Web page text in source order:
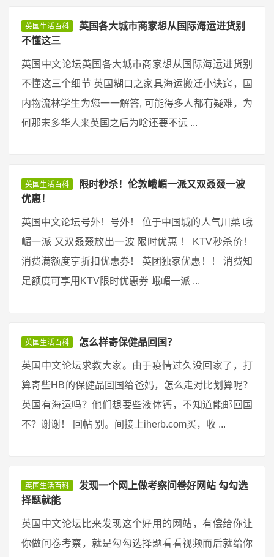
英国生活百科
英国各大城市商家想从国际海运进货别
不懂这三
英国中文论坛英国各大城市商家想从国际海运进货别
不懂这三个细节 英国糊口之家具海运搬迁小诀窍，国
内物流林学生为您一一解答, 可能得多人都有疑难，为
何那末多华人来英国之后为啥还要不远 ...
英国生活百科
限时秒杀！伦敦峨嵋一派又双叒叕一波
优惠！
英国中文论坛号外！号外！ 位于中国城的人气川菜 峨
嵋一派 又双叒叕放出一波 限时优惠 ！ KTV秒杀价！
消费满额度享折扣优惠券！ 英团独家优惠！！ 消费知
足额度可享用KTV限时优惠券 峨嵋一派 ...
英国生活百科 怎么样寄保健品回国？
英国中文论坛求教大家。由于疫情过久没回家了，打
算寄些HB的保健品回国给爸妈，怎么走对比划算呢？
英国有海运吗？他们想要些液体钙，不知道能邮回国
不？谢谢！ 回帖 别。间接上iherb.com买，收 ...
英国生活百科
发现一个网上做考察问卷好网站 勾勾选
择题就能
英国中文论坛比来发现这个好用的网站，有偿给你让
你做问卷考察，就是勾勾选择题看看视频而后就给你